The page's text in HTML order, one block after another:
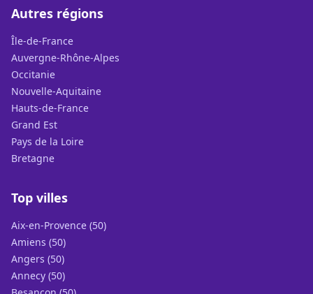
Autres régions
Île-de-France
Auvergne-Rhône-Alpes
Occitanie
Nouvelle-Aquitaine
Hauts-de-France
Grand Est
Pays de la Loire
Bretagne
Top villes
Aix-en-Provence (50)
Amiens (50)
Angers (50)
Annecy (50)